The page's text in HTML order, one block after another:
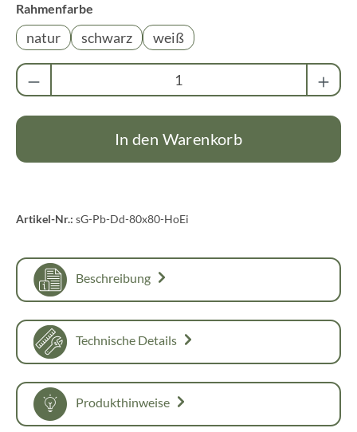
Rahmenfarbe
natur schwarz weiß
Produkt Anzahl: Gib den gewünschten Wert
In den Warenkorb
Artikel-Nr.: sG-Pb-Dd-80x80-HoEi
Beschreibung
Technische Details
Produkthinweise